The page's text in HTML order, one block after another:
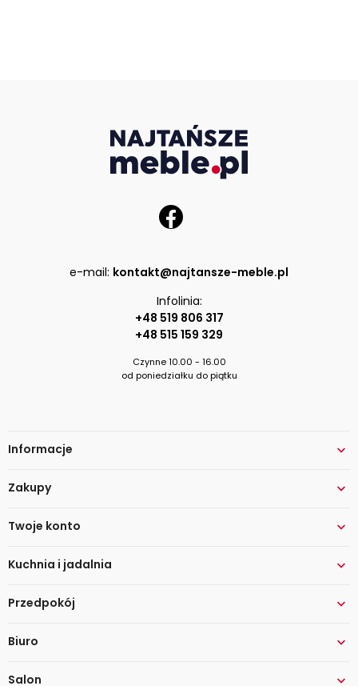
e-mail: kontakt@najtansze-meble.pl
Infolinia:
+48 519 806 317
+48 515 159 329
Czynne 10.00 - 16.00
od poniedziałku do piątku
Informacje 
Zakupy 
Twoje konto 
Kuchnia i jadalnia 
Przedpokój 
Biuro 
Salon 